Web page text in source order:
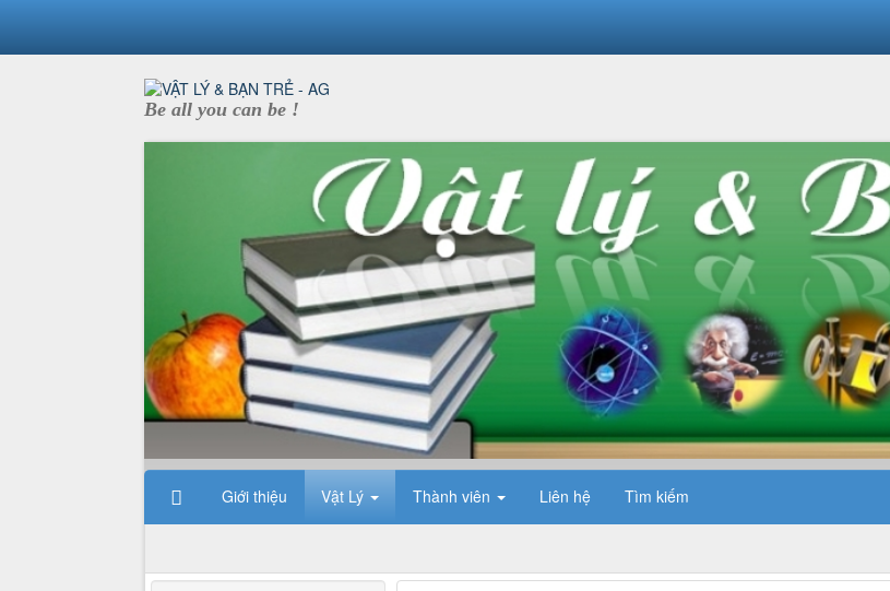
Be all you can be !
Giới thiệu Vật Lý Thành viên Liên hệ Tìm kiếm